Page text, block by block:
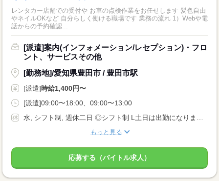
レンタカー店舗での受付や お車の点検作業をお任せします 髪色自由
やネイルOKなど 自分らしく働ける職場です 業務の流れ 1）Webや電
話からの予約確認...
[派遣]案内(インフォメーション/レセプション)・フロ
ント、サービスその他
[勤務地]/愛知県豊田市 / 豊田市駅
[派遣]時給1,400円〜
[派遣]09:00〜18:00、09:00〜13:00
もっと見る
応募する（バイトル求人）